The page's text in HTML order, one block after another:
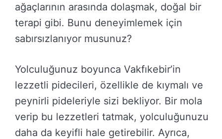
ağaçlarının arasında dolaşmak, doğal bir
terapi gibi. Bunu deneyimlemek için
sabırsızlanıyor musunuz?
Yolculuğunuz boyunca Vakfıkebir’in
lezzetli pidecileri, özellikle de kıymalı ve
peynirli pideleriyle sizi bekliyor. Bir mola
verip bu lezzetleri tatmak, yolculuğunuzu
daha da keyifli hale getirebilir. Ayrıca,